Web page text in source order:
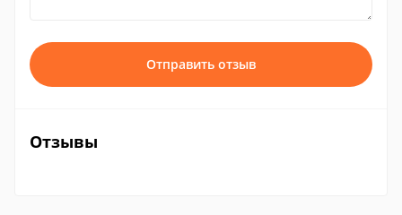
Отправить отзыв
Отзывы